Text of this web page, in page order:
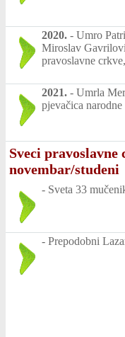
2020. - Umro
Miroslav
pravoslavne
2021. - Umrla
pjevačica
Sveci pravoslavne
novembar/studeni
- Sveta 33
- Prepodobni